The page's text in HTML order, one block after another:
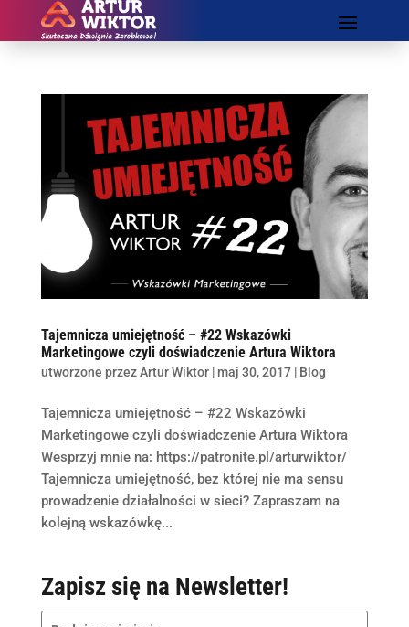
Tajemnicza umiejętność – #22 Wskazówki
Marketingowe czyli doświadczenie Artura Wiktora
utworzone przezArtur Wiktor|maj 30, 2017| Blog
Tajemnicza umiejętność – #22 Wskazówki
Marketingowe czyli doświadczenie Artura Wiktora
Wesprzyj mnie na: https://patronite.pl/arturwiktor/
Tajemnicza umiejętność, bez której nie ma sensu
prowadzenie działalności w sieci? Zapraszam na
kolejną wskazówkę...
Zapisz się na Newsletter!